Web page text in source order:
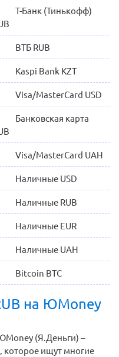
Т-Банк (Тинькофф)
ВТБ RUB
Kaspi Bank KZT
Visa/MasterCard USD
Банковская карта
Visa/MasterCard UAH
Наличные USD
Наличные RUB
Наличные EUR
Наличные UAH
Bitcoin BTC
на ЮMoney
(Я.Деньги) –
которое ищут многие